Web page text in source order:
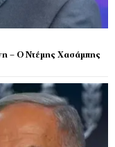
– Ο Ντέμης Χασάμπης